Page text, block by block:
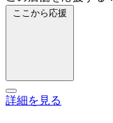
ここから応援
詳細を見る